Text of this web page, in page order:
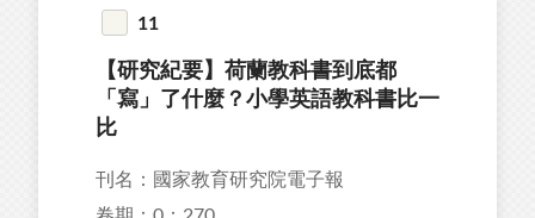
11
【研究紀要】荷蘭教科書到底都
「寫」了什麼？小學英語教科書比一
比
刊名：國家教育研究院電子報